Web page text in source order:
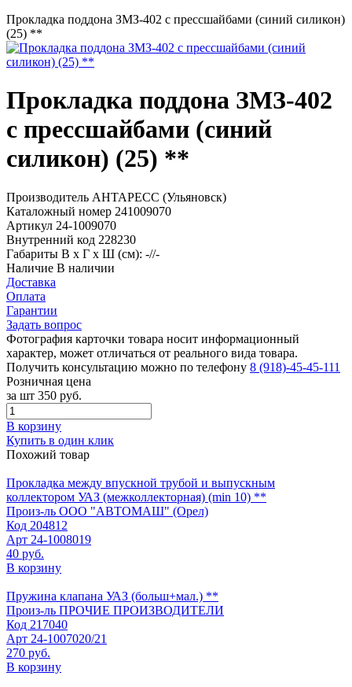
Прокладка поддона ЗМЗ-402 с прессшайбами (синий силикон)
(25) **
Прокладка поддона ЗМЗ-402
с прессшайбами (синий
силикон) (25) **
Производитель АНТАРЕСС (Ульяновск)
Каталожный номер 241009070
Артикул 24-1009070
Внутренний код 228230
Габариты В х Г х Ш (см): -//-
Наличие В наличии
Доставка
Оплата
Гарантии
Задать вопрос
Фотография карточки товара носит информационный
характер, может отличаться от реального вида товара.
Получить консультацию можно по телефону 8 (918)-45-45-111
Розничная цена
за шт 350 руб.
В корзину
Купить в один клик
Похожий товар
Прокладка между впускной трубой и выпускным
коллектором УАЗ (межколлекторная) (min 10) **
Произ-ль ООО "АВТОМАШ" (Орел)
Код 204812
Арт 24-1008019
40 руб.
В корзину
Пружина клапана УАЗ (больш+мал.) **
Произ-ль ПРОЧИЕ ПРОИЗВОДИТЕЛИ
Код 217040
Арт 24-1007020/21
270 руб.
В корзину